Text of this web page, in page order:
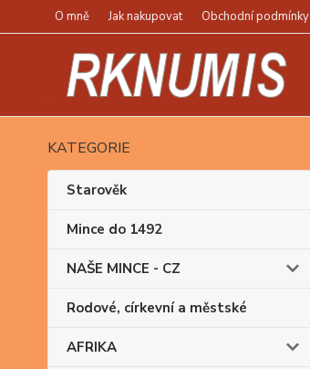
O mně Jak nakupovat Obchodní podmínky
KATEGORIE
Starověk
Mince do 1492
NAŠE MINCE - CZ
Rodové, církevní a městské
AFRIKA